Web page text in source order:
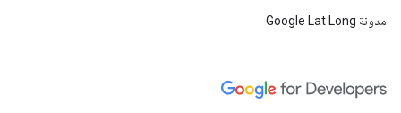
مدونة Google Lat Long